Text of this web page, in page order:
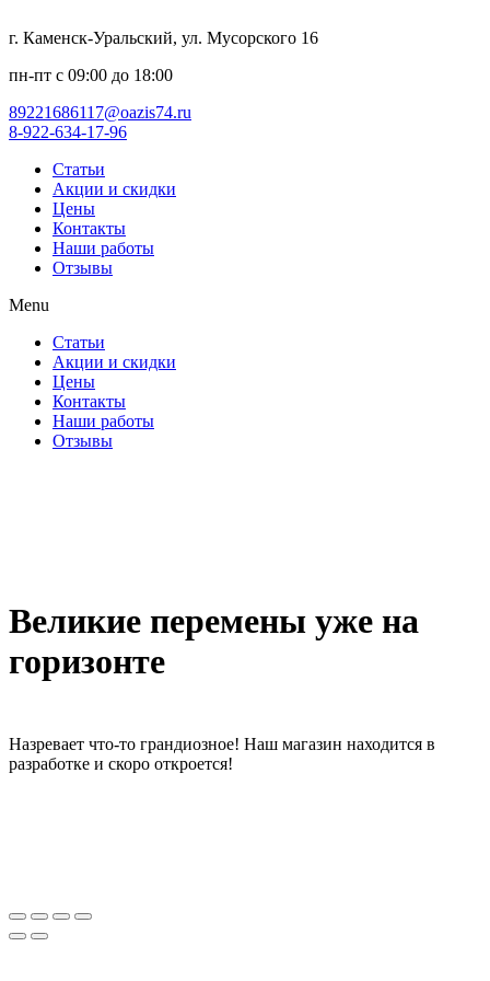
г. Каменск-Уральский, ул. Мусорского 16
пн-пт с 09:00 до 18:00
89221686117@oazis74.ru
8-922-634-17-96
Статьи
Акции и скидки
Цены
Контакты
Наши работы
Отзывы
Menu
Статьи
Акции и скидки
Цены
Контакты
Наши работы
Отзывы
Великие перемены уже на
горизонте
Назревает что-то грандиозное! Наш магазин находится в
разработке и скоро откроется!